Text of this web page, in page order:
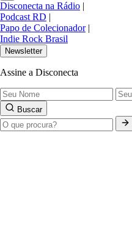
Disconecta na Rádio |
Podcast RD |
Papo de Colecionador |
Indie Rock Brasil
Newsletter
Assine a Disconecta
Buscar